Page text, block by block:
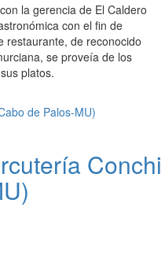
la gerencia de El Caldero
con el fin de
restaurante, de reconocido
se proveía de los
platos.
Conchi